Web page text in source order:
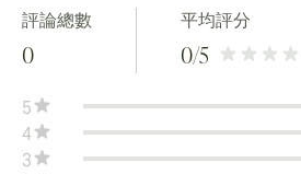
評論總數
0
平均評分
0/5
5
4
3